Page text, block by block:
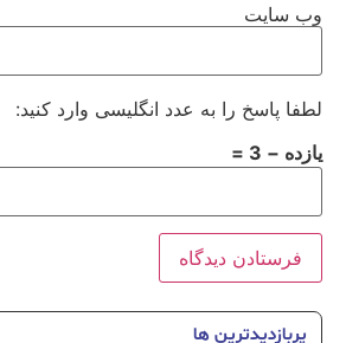
وب‌ سایت
لطفا پاسخ را به عدد انگلیسی وارد کنید:
یازده − 3 =
پربازدیدترین ها